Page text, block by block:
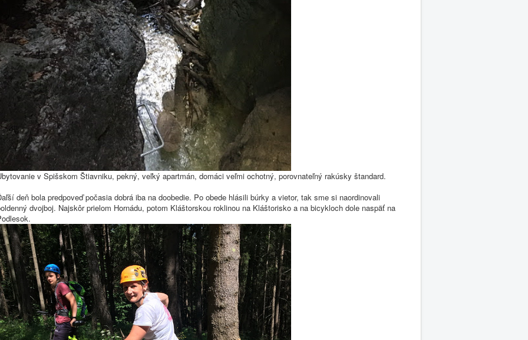
v Spišskom Štiavniku, pekný, veľký apartmán, domáci veľmi ochotný, porovnateľný rakúsky štandard.
deň bola predpoveď počasia dobrá iba na doobedie. Po obede hlásili búrky a vietor, tak sme si naordinovali
dvojboj. Najskôr prielom Hornádu, potom Kláštorskou roklinou na Kláštorisko a na bicykloch dole naspäť na